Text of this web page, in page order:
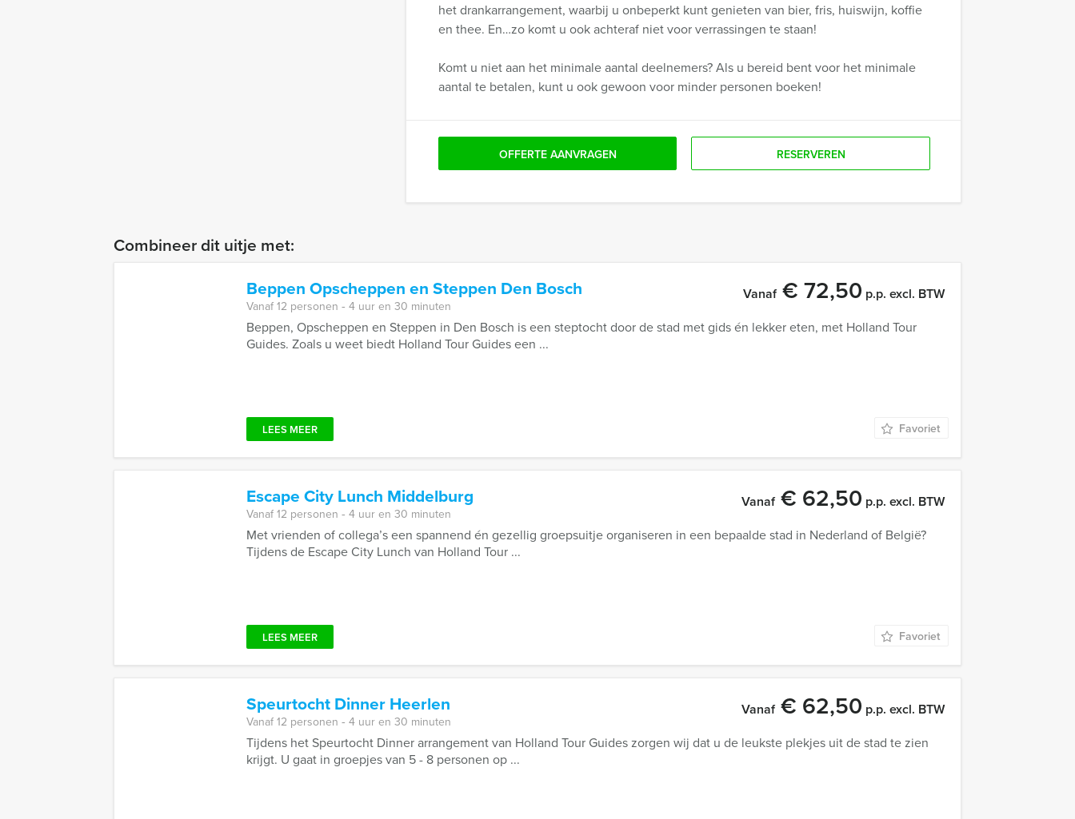
het drankarrangement, waarbij u onbeperkt kunt genieten van bier, fris, huiswijn, koffie
en thee. En…zo komt u ook achteraf niet voor verrassingen te staan!
Komt u niet aan het minimale aantal deelnemers? Als u bereid bent voor het minimale
aantal te betalen, kunt u ook gewoon voor minder personen boeken!
OFFERTE AANVRAGEN RESERVEREN
Combineer dit uitje met:
Beppen Opscheppen en Steppen Den Bosch Vanaf€ 72,50 p.p. excl. BTW
Vanaf 12 personen ‐ 4 uur en 30 minuten
Beppen, Opscheppen en Steppen in Den Bosch is een steptocht door de stad met gids én lekker eten, met Holland Tour
Guides. Zoals u weet biedt Holland Tour Guides een ...
LEES MEER Favoriet
Escape City Lunch Middelburg Vanaf€ 62,50 p.p. excl. BTW
Vanaf 12 personen ‐ 4 uur en 30 minuten
Met vrienden of collega’s een spannend én gezellig groepsuitje organiseren in een bepaalde stad in Nederland of België?
Tijdens de Escape City Lunch van Holland Tour ...
LEES MEER Favoriet
Speurtocht Dinner Heerlen Vanaf€ 62,50 p.p. excl. BTW
Vanaf 12 personen ‐ 4 uur en 30 minuten
Tijdens het Speurtocht Dinner arrangement van Holland Tour Guides zorgen wij dat u de leukste plekjes uit de stad te zien
krijgt. U gaat in groepjes van 5 - 8 personen op ...